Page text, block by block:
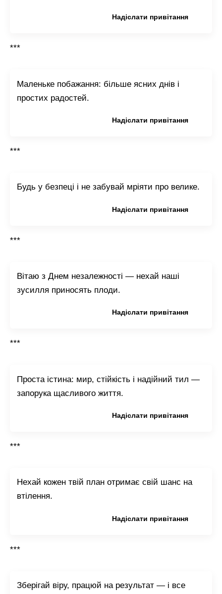
Надіслати привітання
***
Маленьке побажання: більше ясних днів і
простих радостей.
Надіслати привітання
***
Будь у безпеці і не забувай мріяти про велике.
Надіслати привітання
***
Вітаю з Днем незалежності — нехай наші
зусилля приносять плоди.
Надіслати привітання
***
Проста істина: мир, стійкість і надійний тил —
запорука щасливого життя.
Надіслати привітання
***
Нехай кожен твій план отримає свій шанс на
втілення.
Надіслати привітання
***
Зберігай віру, працюй на результат — і все